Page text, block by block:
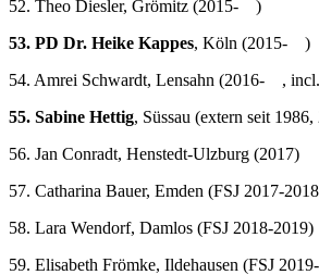
52. Theo Diesler, Grömitz (2015- )
53. PD Dr. Heike Kappes, Köln (2015- )
54. Amrei Schwardt, Lensahn (2016- ,
55. Sabine Hettig, Süssau (extern seit
56. Jan Conradt, Henstedt-Ulzburg (2017)
57. Catharina Bauer, Emden (FSJ 2017-
58. Lara Wendorf, Damlos (FSJ 2018-2019)
59. Elisabeth Frömke, Ildehausen (FSJ